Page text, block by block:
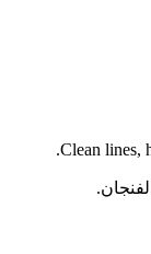
Clean lines,